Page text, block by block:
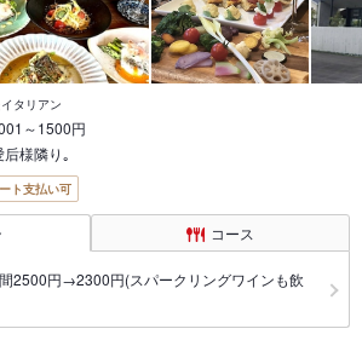
タリアン
～1500円
様隣り｡
ト支払い可
コース
2500円→2300円(スパークリングワインも飲